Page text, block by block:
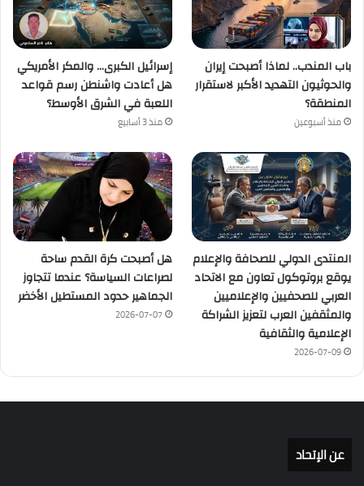
باب المندب.. لماذا أصبحت إيران
والحوثيون التهديد الأكبر لاستقرار
المنطقة؟
منذ أسبوعين
إسرائيل الكبرى… والمكر الأمريكي
هل أعادت واشنطن رسم قواعد
اللعبة في الشرق الأوسط؟
منذ 3 أسابيع
المنتدى الدولي للصحافة والإعلام
يوقع بروتوكول تعاون مع الاتحاد
العربي للصحفيين والإعلاميين
والمثقفين العرب لتعزيز الشراكة
الإعلامية والثقافية
2026-07-09
هل أصبحت كرة القدم ساحة
لصراعات السياسة؟ عندما تتجاوز
الجماهير حدود المستطيل الأخضر
2026-07-07
عن الإتحاد